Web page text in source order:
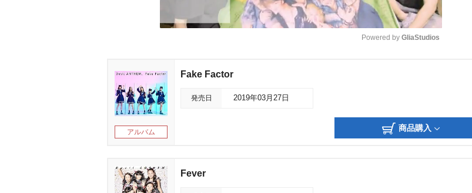
e
Powered by GliaStudios
アルバム
Fake Factor
発売日 2019年03月27日
商品購入
Fever